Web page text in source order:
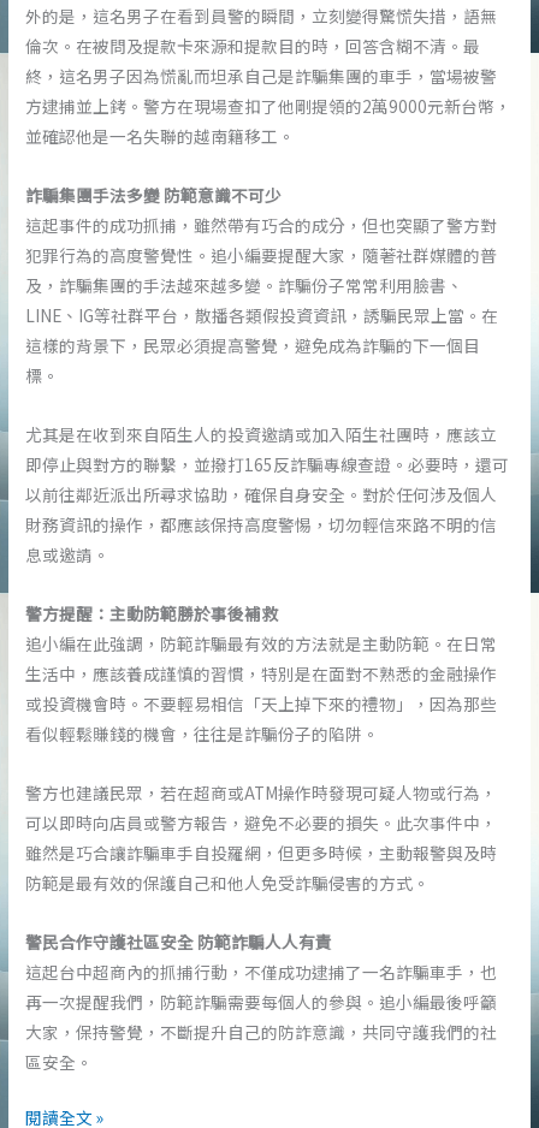
外的是，這名男子在看到員警的瞬間，立刻變得驚慌失措，語無
倫次。在被問及提款卡來源和提款目的時，回答含糊不清。最
終，這名男子因為慌亂而坦承自己是詐騙集團的車手，當場被警
方逮捕並上銬。警方在現場查扣了他剛提領的2萬9000元新台幣，
並確認他是一名失聯的越南籍移工。
詐騙集團手法多變 防範意識不可少
這起事件的成功抓捕，雖然帶有巧合的成分，但也突顯了警方對
犯罪行為的高度警覺性。追小編要提醒大家，隨著社群媒體的普
及，詐騙集團的手法越來越多變。詐騙份子常常利用臉書、
LINE、IG等社群平台，散播各類假投資資訊，誘騙民眾上當。在
這樣的背景下，民眾必須提高警覺，避免成為詐騙的下一個目
標。
尤其是在收到來自陌生人的投資邀請或加入陌生社團時，應該立
即停止與對方的聯繫，並撥打165反詐騙專線查證。必要時，還可
以前往鄰近派出所尋求協助，確保自身安全。對於任何涉及個人
財務資訊的操作，都應該保持高度警惕，切勿輕信來路不明的信
息或邀請。
警方提醒：主動防範勝於事後補救
追小編在此強調，防範詐騙最有效的方法就是主動防範。在日常
生活中，應該養成謹慎的習慣，特別是在面對不熟悉的金融操作
或投資機會時。不要輕易相信「天上掉下來的禮物」，因為那些
看似輕鬆賺錢的機會，往往是詐騙份子的陷阱。
警方也建議民眾，若在超商或ATM操作時發現可疑人物或行為，
可以即時向店員或警方報告，避免不必要的損失。此次事件中，
雖然是巧合讓詐騙車手自投羅網，但更多時候，主動報警與及時
防範是最有效的保護自己和他人免受詐騙侵害的方式。
警民合作守護社區安全 防範詐騙人人有責
這起台中超商內的抓捕行動，不僅成功逮捕了一名詐騙車手，也
再一次提醒我們，防範詐騙需要每個人的參與。追小編最後呼籲
大家，保持警覺，不斷提升自己的防詐意識，共同守護我們的社
區安全。
台
閱讀全文 »